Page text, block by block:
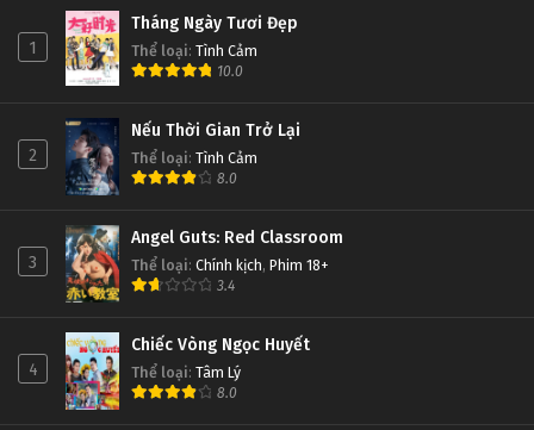
1
Tháng Ngày Tươi Đẹp
Thể loại: Tình Cảm
10.0
2
Nếu Thời Gian Trở Lại
Thể loại: Tình Cảm
8.0
3
Angel Guts: Red Classroom
Thể loại: Chính kịch, Phim 18+
3.4
4
Chiếc Vòng Ngọc Huyết
Thể loại: Tâm Lý
8.0